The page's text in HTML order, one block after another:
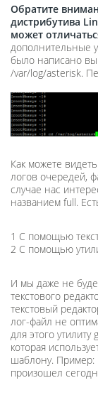
Обратите
дистрибутива
может
дополнительные
было написано
/var/log/asterisk.
Как можете
логов очередей,
случае нас
названием full.
1 С помощью
2 С помощью
И мы даже не
текстового
текстовый
лог-файл не
для этого утилиту
которая
шаблону.
произошел